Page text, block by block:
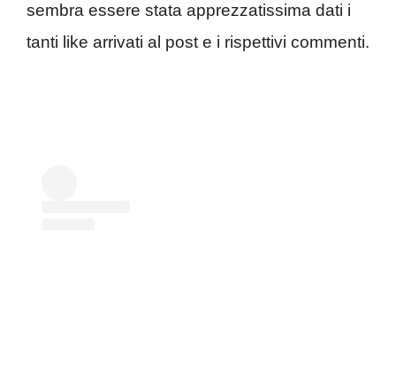
sembra essere stata apprezzatissima dati i
tanti like arrivati al post e i rispettivi commenti.